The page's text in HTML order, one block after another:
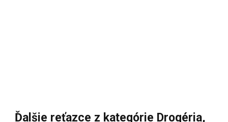
Ďalšie reťazce z kategórie Drogéria,